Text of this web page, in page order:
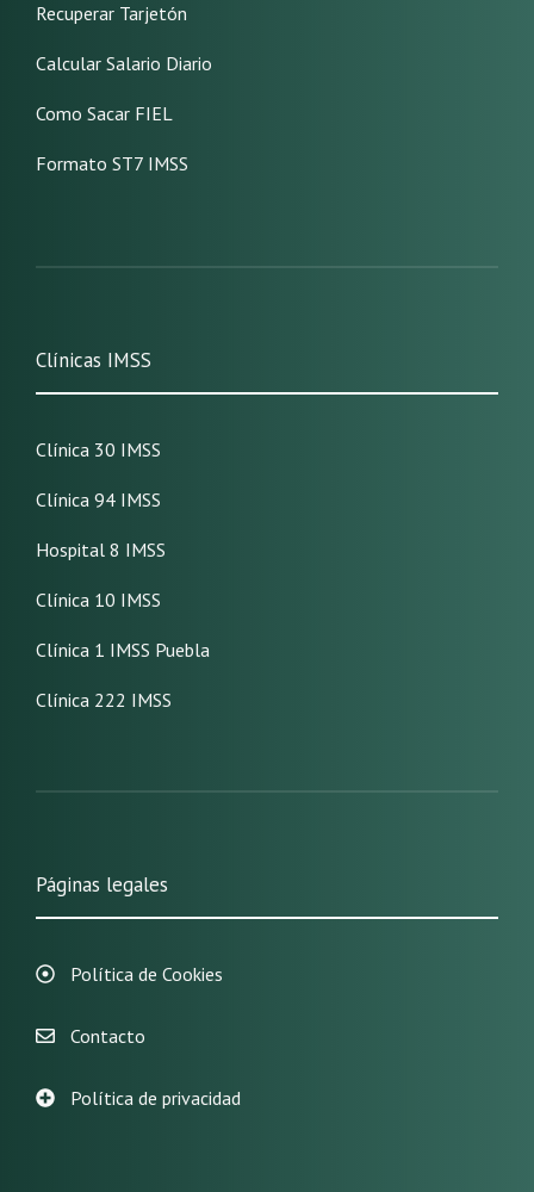
Recuperar Tarjetón
Calcular Salario Diario
Como Sacar FIEL
Formato ST7 IMSS
Clínicas IMSS
Clínica 30 IMSS
Clínica 94 IMSS
Hospital 8 IMSS
Clínica 10 IMSS
Clínica 1 IMSS Puebla
Clínica 222 IMSS
Páginas legales
Política de Cookies
Contacto
Política de privacidad